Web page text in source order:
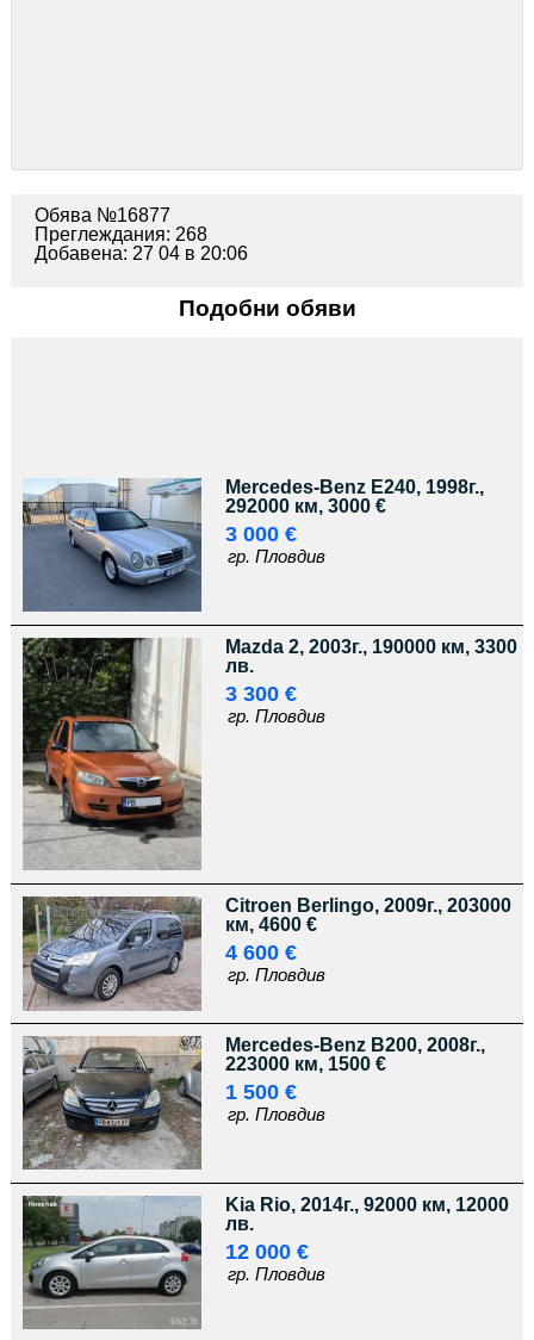
Обява №16877
Преглеждания: 268
Добавена: 27 04 в 20:06
Подобни обяви
Mercedes-Benz E240, 1998г.,
292000 км, 3000 €
3 000 €
гр. Пловдив
Mazda 2, 2003г., 190000 км, 3300
лв.
3 300 €
гр. Пловдив
Citroen Berlingo, 2009г., 203000
км, 4600 €
4 600 €
гр. Пловдив
Mercedes-Benz B200, 2008г.,
223000 км, 1500 €
1 500 €
гр. Пловдив
Kia Rio, 2014г., 92000 км, 12000
лв.
12 000 €
гр. Пловдив